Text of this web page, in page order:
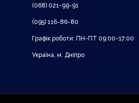
(068) 021-99-91
(095) 116-86-80
Графік роботи: ПН-ПТ 09:00-17:00
Україна, м. Дніпро